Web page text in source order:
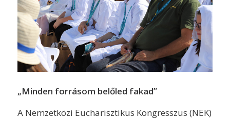
„Minden forrásom belőled fakad”
A Nemzetközi Eucharisztikus Kongresszus (NEK)